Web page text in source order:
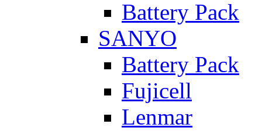
Battery Pack
SANYO
Battery Pack
Fujicell
Lenmar